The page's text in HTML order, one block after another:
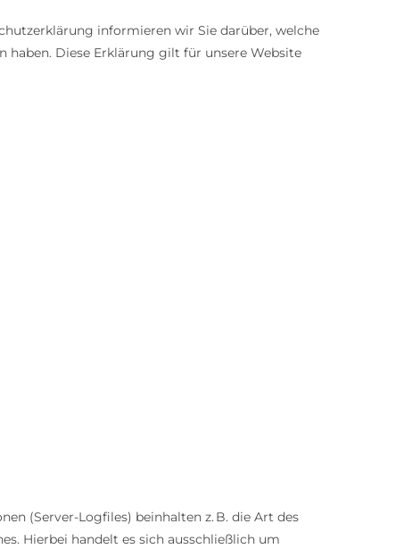
informieren wir Sie darüber, welche
haben. Diese Erklärung gilt für unsere Website
(Server-Logfiles) beinhalten z. B. die Art des
Hierbei handelt es sich ausschließlich um